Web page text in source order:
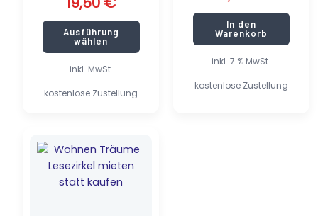
inkl. MwSt.
kostenlose Zustellung
Ausführung
wählen
inkl. 7 % MwSt.
kostenlose Zustellung
In den
Warenkorb
Preis
war:
8,00 €
Preis
ist:
0,70 €.